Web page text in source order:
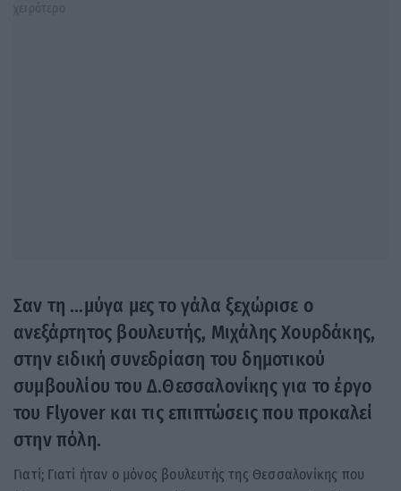
Σαν τη …μύγα μες το γάλα ξεχώρισε ο
ανεξάρτητος βουλευτής, Μιχάλης Χουρδάκης,
στην ειδική συνεδρίαση του δημοτικού
συμβουλίου του Δ.Θεσσαλονίκης για το έργο
του Flyover και τις επιπτώσεις που προκαλεί
στην πόλη.
Γιατί; Γιατί ήταν ο μόνος βουλευτής της Θεσσαλονίκης που